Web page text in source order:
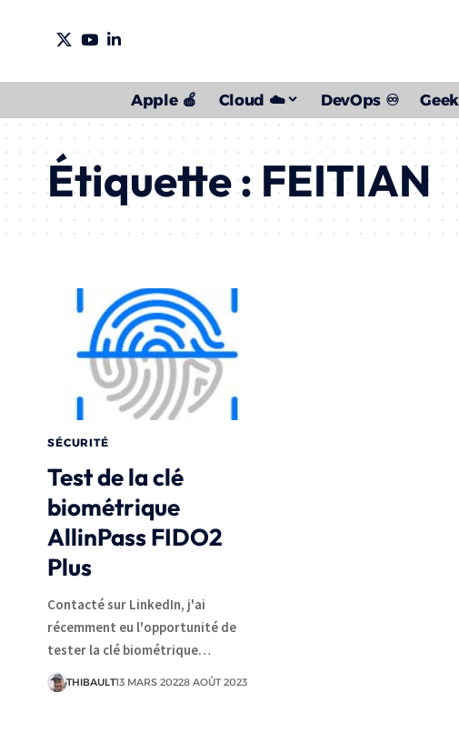
Apple 🍎 Cloud ☁️ DevOps ♾️ Geek
Étiquette : FEITIAN
SÉCURITÉ
Test de la clé
biométrique
AllinPass FIDO2
Plus
Contacté sur LinkedIn, j'ai
récemment eu l'opportunité de
tester la clé biométrique…
THIBAULT13 MARS 20228 AOÛT 2023